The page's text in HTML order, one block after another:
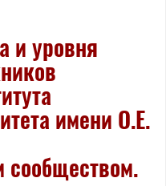
и уровня
имени О.Е.